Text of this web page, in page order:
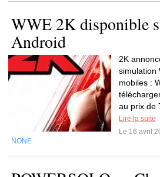
WWE 2K disponible
2K
simulation
mobiles :
au prix de
Lire la suite
Le 16 avril
NONE